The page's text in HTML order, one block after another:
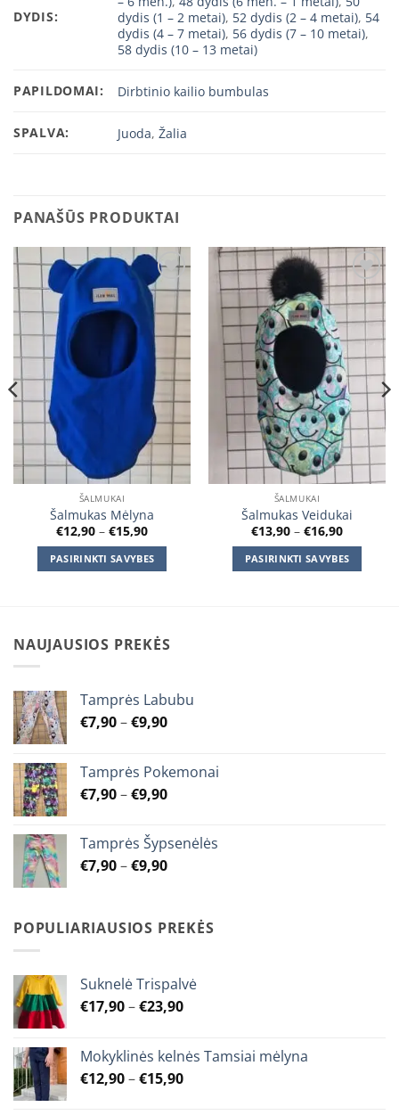
DYDIS:
dydis (1 – 2 metai), 52 dydis (2 – 4 metai), 54
dydis (4 – 7 metai), 56 dydis (7 – 10 metai),
58 dydis (10 – 13 metai)
PAPILDOMAI: Dirbtinio kailio bumbulas
SPALVA: Juoda,Žalia
PANAŠŪS PRODUKTAI
Add to
wishlist
ŠALMUKAI
Šalmukas Mėlyna
€12,90 – €15,90Price
€12,90
through
€15,90
PASIRINKTI SAVYBES
multiple
variants.
options
may
be
on
the
product
wishlist
ŠALMUKAI
Šalmukas Veidukai
€13,90 – €16,90Price
€13,90
through
€16,90
PASIRINKTI SAVYBES
NAUJAUSIOS PREKĖS
Tamprės Labubu
€7,90–€9,90Price
through
€9,90
Tamprės Pokemonai
€7,90–€9,90Price
through
€9,90
Tamprės Šypsenėlės
€7,90–€9,90Price
through
€9,90
POPULIARIAUSIOS PREKĖS
Suknelė Trispalvė
€17,90–€23,90Price
through
€23,90
Mokyklinės kelnės Tamsiai mėlyna
€12,90–€15,90Price